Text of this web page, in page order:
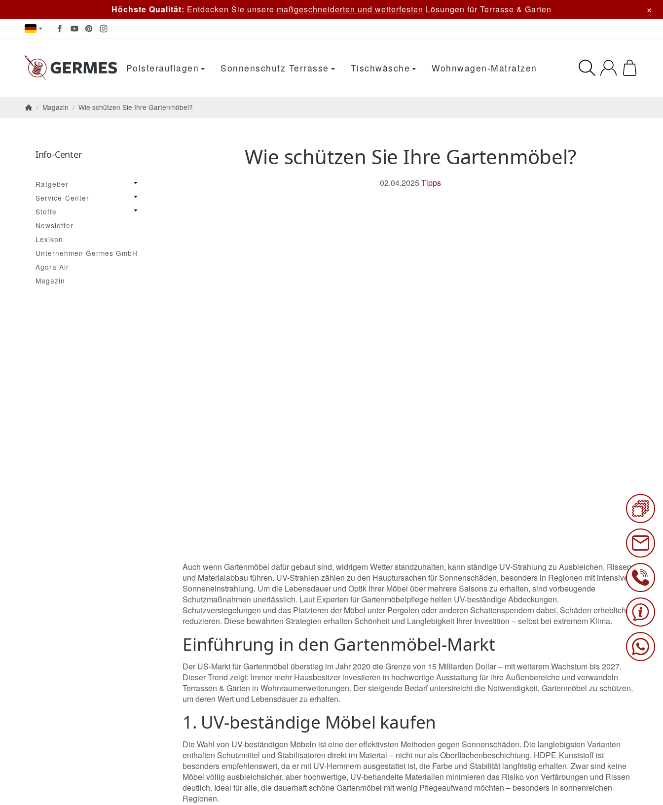
Höchste Qualität: Entdecken Sie unsere maßgeschneiderten und wetterfesten Lösungen für Terrasse & Garten ×
Polsterauflagen Sonnenschutz Terrasse Tischwäsche Wohnwagen-Matratzen
Startseite
/ Magazin / Wie schützen Sie Ihre Gartenmöbel?
Wie schützen Sie Ihre Gartenmöbel?
02.04.2025Tipps
Auch wenn Gartenmöbel dafür gebaut sind, widrigem Wetter standzuhalten, kann ständige UV-Strahlung zu Ausbleichen, Rissen
und Materialabbau führen. UV-Strahlen zählen zu den Hauptursachen für Sonnenschäden, besonders in Regionen mit intensiver
Sonneneinstrahlung. Um die Lebensdauer und Optik Ihrer Möbel über mehrere Saisons zu erhalten, sind vorbeugende
Schutzmaßnahmen unerlässlich. Laut Experten für Gartenmöbelpflege helfen UV-beständige Abdeckungen,
Schutzversiegelungen und das Platzieren der Möbel unter Pergolen oder anderen Schattenspendern dabei, Schäden erheblich zu
reduzieren. Diese bewährten Strategien erhalten Schönheit und Langlebigkeit Ihrer Investition – selbst bei extremem Klima.
Einführung in den Gartenmöbel-Markt
Der US-Markt für Gartenmöbel überstieg im Jahr 2020 die Grenze von 15 Milliarden Dollar – mit weiterem Wachstum bis 2027.
Dieser Trend zeigt: Immer mehr Hausbesitzer investieren in hochwertige Ausstattung für ihre Außenbereiche und verwandeln
Terrassen & Gärten in Wohnraumerweiterungen. Der steigende Bedarf unterstreicht die Notwendigkeit, Gartenmöbel zu schützen,
um deren Wert und Lebensdauer zu erhalten.
1. UV-beständige Möbel kaufen
Die Wahl von UV-beständigen Möbeln ist eine der effektivsten Methoden gegen Sonnenschäden. Die langlebigsten Varianten
enthalten Schutzmittel und Stabilisatoren direkt im Material – nicht nur als Oberflächenbeschichtung. HDPE-Kunststoff ist
besonders empfehlenswert, da er mit UV-Hemmern ausgestattet ist, die Farbe und Stabilität langfristig erhalten. Zwar sind keine
Möbel völlig ausbleichsicher, aber hochwertige, UV-behandelte Materialien minimieren das Risiko von Verfärbungen und Rissen
deutlich. Ideal für alle, die dauerhaft schöne Gartenmöbel mit wenig Pflegeaufwand möchten – besonders in sonnenreichen
Regionen.
Info-Center
Ratgeber
Service-Center
Stoffe
Newsletter
Lexikon
Unternehmen Germes GmbH
Agora Air
Magazin